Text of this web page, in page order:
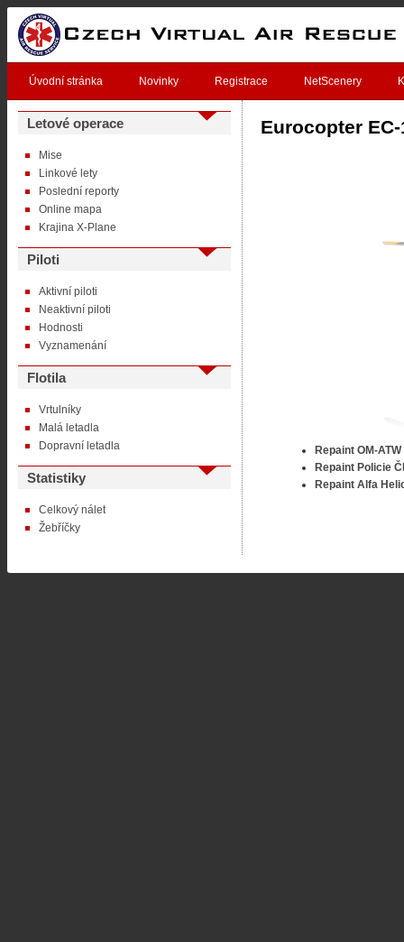
Úvodní stránka Novinky Registrace NetScenery
Letové operace
Mise
Linkové lety
Poslední reporty
Online mapa
Krajina X-Plane
Piloti
Aktivní piloti
Neaktivní piloti
Hodnosti
Vyznamenání
Flotila
Vrtulníky
Malá letadla
Dopravní letadla
Statistiky
Celkový nálet
Žebříčky
Eurocopter EC-
Repaint OM-ATW
Repaint Policie
Repaint Alfa